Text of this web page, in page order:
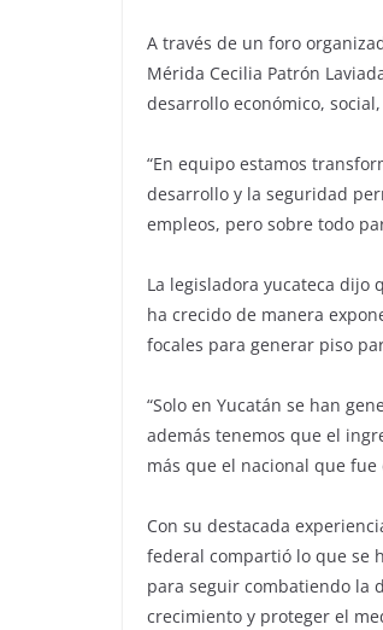
A través de un foro
Mérida Cecilia Patrón
desarrollo económico,
“En equipo estamos
desarrollo y la seguridad
empleos, pero sobre todo
La legisladora yucateca dijo
ha crecido de manera
focales para generar piso
“Solo en Yucatán se han
además tenemos que el
más que el nacional que fue
Con su destacada
federal compartió lo que se
para seguir combatiendo la
crecimiento y proteger el